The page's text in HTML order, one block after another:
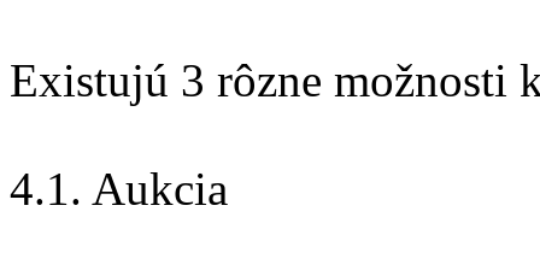
Existujú 3 rôzne možnosti
4.1. Aukcia